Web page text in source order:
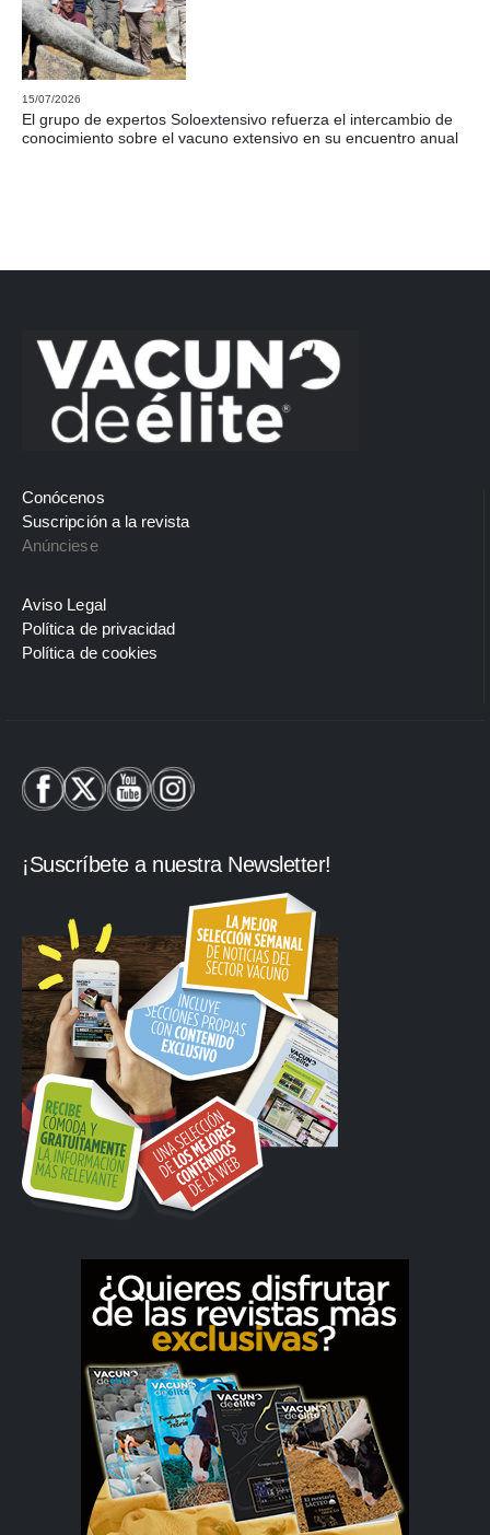
15/07/2026
El grupo de expertos Soloextensivo refuerza el intercambio de
conocimiento sobre el vacuno extensivo en su encuentro anual
Conócenos
Suscripción a la revista
Anúnciese
Aviso Legal
Política de privacidad
Política de cookies
¡Suscríbete a nuestra Newsletter!